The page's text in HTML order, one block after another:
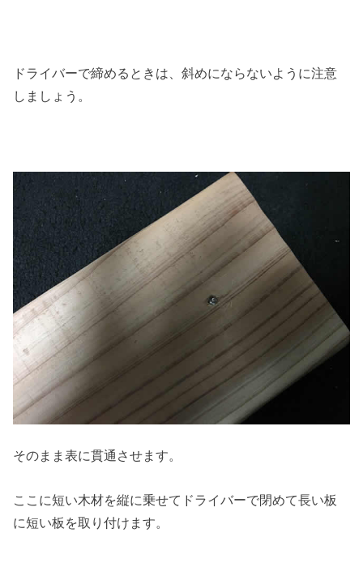
ドライバーで締めるときは、斜めにならないように注意
しましょう。
そのまま表に貫通させます。
ここに短い木材を縦に乗せてドライバーで閉めて長い板
に短い板を取り付けます。